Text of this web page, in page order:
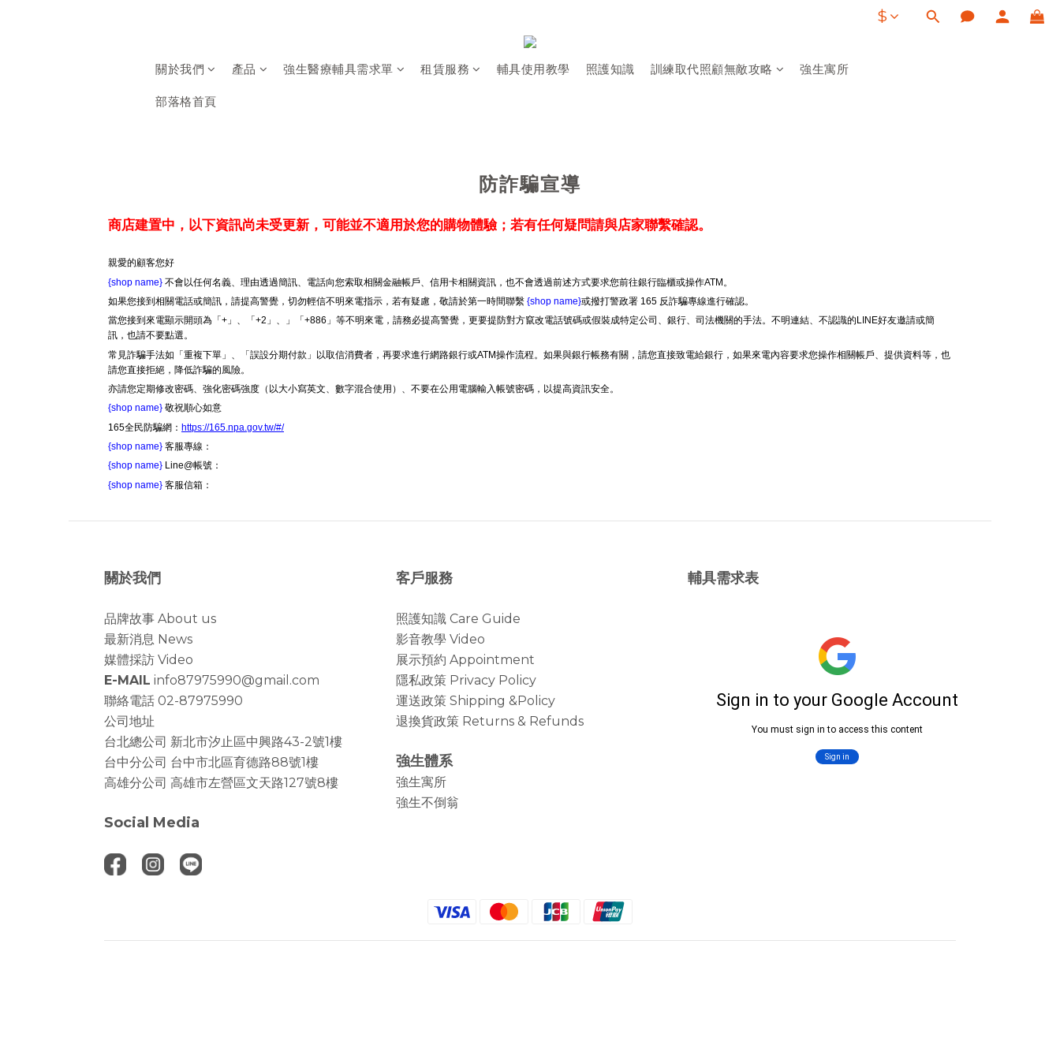
$
關於我們 產品 強生醫療輔具需求單 租賃服務 輔具使用教學 照護知識 訓練取代照顧無敵攻略 強生寓所
部落格首頁
防詐騙宣導
商店建置中，以下資訊尚未受更新，可能並不適用於您的購物體驗；若有任何疑問請與店家聯繫確認。
親愛的顧客您好
{shop name} 不會以任何名義、理由透過簡訊、電話向您索取相關金融帳戶、信用卡相關資訊，也不會透過前述方式要求您前往銀行臨櫃或操作ATM。
如果您接到相關電話或簡訊，請提高警覺，切勿輕信不明來電指示，若有疑慮，敬請於第一時間聯繫 {shop name}或撥打警政署 165 反詐騙專線進行確認。
當您接到來電顯示開頭為「+」、「+2」、」「+886」等不明來電，請務必提高警覺，更要提防對方竄改電話號碼或假裝成特定公司、銀行、司法機關的手法。不明連結、不認識的LINE好友邀請或簡
訊，也請不要點選。
常見詐騙手法如「重複下單」、「誤設分期付款」以取信消費者，再要求進行網路銀行或ATM操作流程。如果與銀行帳務有關，請您直接致電給銀行，如果來電內容要求您操作相關帳戶、提供資料等，也
請您直接拒絕，降低詐騙的風險。
亦請您定期修改密碼、強化密碼強度（以大小寫英文、數字混合使用）、不要在公用電腦輸入帳號密碼，以提高資訊安全。
{shop name} 敬祝順心如意
165全民防騙網： https://165.npa.gov.tw/#/
{shop name} 客服專線：
{shop name} Line@帳號：
{shop name} 客服信箱：
關於我們
品牌故事 About us
最新消息 News
媒體採訪 Video
E-MAIL info87975990@gmail.com
聯絡電話 02-87975990
公司地址
台北總公司 新北市汐止區中興路43-2號1樓
台中分公司 台中市北區育德路88號1樓
高雄分公司 高雄市左營區文天路127號8樓
Social Media
客戶服務
照護知識 Care Guide
影音教學 Video
展示預約 Appointment
隱私政策 Privacy Policy
運送政策 Shipping &Policy
退換貨政策 Returns & Refunds
強生體系
強生寓所
強生不倒翁
輔具需求表